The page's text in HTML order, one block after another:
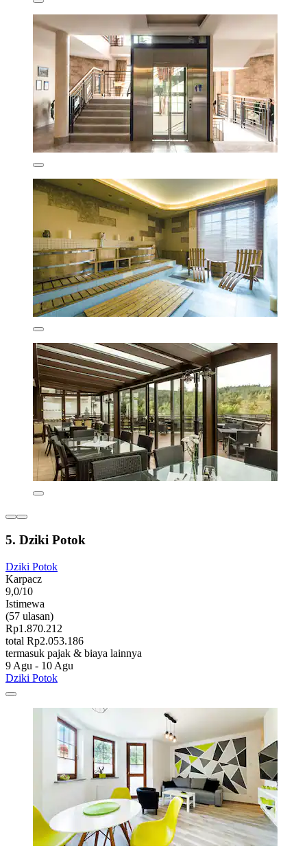
5. Dziki Potok
Dziki Potok
Karpacz
9,0/10
Istimewa
(57 ulasan)
Rp1.870.212
total Rp2.053.186
termasuk pajak & biaya lainnya
9 Agu - 10 Agu
Dziki Potok